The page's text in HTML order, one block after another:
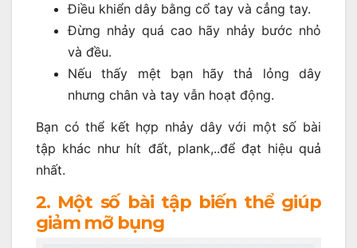
Điều khiển dây bằng cổ tay và cẳng tay.
Đừng nhảy quá cao hãy nhảy bước nhỏ
và đều.
Nếu thấy mệt bạn hãy thả lỏng dây
nhưng chân và tay vẫn hoạt động.
Bạn có thể kết hợp nhảy dây với một số bài
tập khác như hít đất, plank,..để đạt hiệu quả
nhất.
2. Một số bài tập biến thể giúp
giảm mỡ bụng